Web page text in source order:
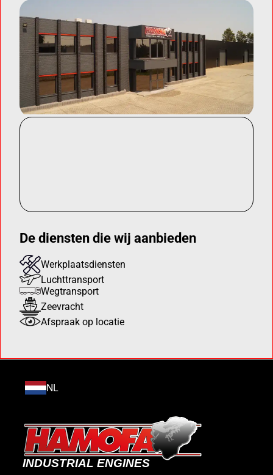
De diensten die wij aanbieden
Werkplaatsdiensten
Luchttransport
Wegtransport
Zeevracht
Afspraak op locatie
NL